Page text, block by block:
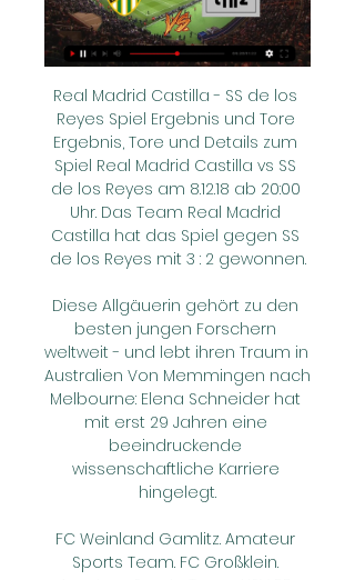
Real Madrid Castilla - SS de los Reyes Spiel Ergebnis und Tore Ergebnis, Tore und Details zum Spiel Real Madrid Castilla vs SS de los Reyes am 8.12.18 ab 20:00 Uhr. Das Team Real Madrid Castilla hat das Spiel gegen SS de los Reyes mit 3 : 2 gewonnen.

Diese Allgäuerin gehört zu den besten jungen Forschern weltweit - und lebt ihren Traum in Australien Von Memmingen nach Melbourne: Elena Schneider hat mit erst 29 Jahren eine beeindruckende wissenschaftliche Karriere hingelegt.

FC Weinland Gamlitz. Amateur Sports Team. FC Großklein. Amateur Sports Team. USV RB Mettersdorf. Amateur Sports Team. USV Fliesen Klampfer Gabersdorf. Amateur Sports Team. Literwirt. Restaurant. SV Gralla. Amateur Sports Team. TUS Mureck. Amateur Sports Team. SV Raiffeisen Bank - …

FC Blau-Weiß Linz FC Blau-Weiß Linz Fixtures, Results, Live Scores, Live Streams. « Vorh. Sonntag Austria Lustenau - Blau-Weiß Linz · Onefootball, Sky Sport Austria 1, Sky Go ...

USV Murfeld Süd gegen USV Gnas. Live-Ticker in der Steirer-Cup am Mi, 14.08.2019. Mit aktuellem Zwischenstand, Torschützen sowie dem Ergebnis nach Spielende.

FC Blau Weiß Linz SC Austria Lustenau vs. FC Blau Weiß Linz 1 2 3 4. Bundesliga / 22. Runde / So. 10.03.2024. Von StreitiKV, Dienstag um 07:07. 50 Antworten; 3.610 Aufrufe.

Live Ticker KSK Heist - Mechelen Freundschaftsspiele Vereine - Statistiken, videos in echtzeit und KSK Heist - Mechelen live ergebnis 3 Juli 2019.

Gottesdienst-Liveübertragung für Deutschland, Österreich und die Schweiz,, Copied to Clipboard Einen gemeinsamen Gottesdienst für Gläubige und Interessierte in Deutschland, Österreich und der deutschsprachigen Schweiz überträgt die Kirche Jesu Christi der Heiligen der Letzten Tage am 21.

Schade, dass es die bisherige BaZ bald nicht mehr geben wird! Ich habe mich jeweils speziell auf die Leitartikel von Markus Somm gefreut; sie waren für mich fast immer ein spannendes geistiges Erlebnis, und mit der "message" konnte ich mich meistens identifizieren, auch wenn der Kämpfer Somm sich mal selber dazu verleiten liess, sich eloquent.

Da sich die Fahrpläne in einem Jahr ändern können, lohnt es sich, den rnv Online-Fahrplan regelmäßig zu erneuern. Ab wann der Plan seine Gültigkeit hat, steht rechts unten auf den Fahrplänen.

Die Bundesliga-Saison 2017/2018 und auch die Fußball Weltmeisterschaft sind zu Ende gegangen. Ab jetzt nimmt die Vorbereitung auf die kommende Spielzeit richtig Fahrt auf. Wann welche Mannschaft das Training wieder aufgenommen hat oder welche Testspiele anstehen, erfahrt ihr weiter unten in unserem Sommer-Fahrplan 2018! Diese Übersicht wird.

Fußball live | Bundesliga (Österreich) | FC Blau Weiss Linz Alle Live-Übertragungen · TV · HD-TV · Internet (Livestream) · (Web-)Radio · Smartphone / Tablet · Set-Top-Box / Stick / Konsole · Smart TV.

Die Vienna Capitals haben Alba Volan Szekesfehervar daheim 5:4 (2:1,2:1,1:2) besiegt und damit den vierten Erfolg in Serie gefeiert. Auch ohne die Schlüsselspieler Darcy Werenka, Viktor Ignatjevs, Aaron Fox und Andreas Judex waren die Wiener über weite Strecken der Partie überlegen, kamen nach

Nach den ersten 20 Minuten führt der EHC Red Bull München mit 2:0 bei den Fischtown Pinguins Bremerhaven. Nach 30 Sekunden hat Welsh eine Spieldauer-Strafe kassiert. Kurz vor Ablauf der.

Kraftklub, Die Toten Hosen, K.I.Z., Feine Sahne Fischfilet, Marteria und Casper – in Chemnitz steigt an diesem Montag ein Konzert gegen Rechts. Alle Infos zu Livestream und Zeitplan.

Online bis wenige Minuten vor dem Start. Die Startnummer wird unmittelbar nach der Anmeldung per E-Mail mitgeteilt und kann bei der Startnummernausgabe abgeholt werden. Am Nachmeldestand bis eine Stunde vor dem Start.

Koethe, Max Levi: Lübecker TS: Schüler Kreisliga: Hundt, Felix: VfL Bad Schwartau: Jungen Bezirksliga: Dunkel, Dominik: VfL Bad Schwartau: Jungen Kreisliga

Wetter Österreich - Die aktuelle Wetter Prognose für die nächsten 9 Tage in Österreich auf wetter.at - Alle Vorhersagen schnell und übersichtlich aufbereitet! Unwetterwarnungen, Sturm, Hagel, Gewitter.

Hallvard Holmen (* 1966), norwegischer Schauspieler Hallvard Johnsen (1916–2003), norwegischer Komponist Hallvard Vebjørnsson (um 1020–um 1043), norwegischer Heiliger und Schutzpatron der norwegischen Hauptstadt Oslo

Seit Dienstagvormittag kennen die ÖHB-Cup-Viertelfinalisten bei Damen und Herren ihre Gegner. Die acht Partien werden am ersten Februar-Wochenende in Szene gehen. Bei den Männern lautet der Schlager RETCOFF HSG Graz gegen den Moser Medical UHK Krems. Die Teams stehen im spusu LIGA-Grunddurchgang

Austria Wien – Werder Bremen Live-Stream im Internet. Auch Live-Übertragung im TV . Werder Bremen ist heute zu Gast bei Austria Wien. Die Truppe von Thomas Schaaf will nach zwei Siegen in der Europa League den dritten Erfolg folgen lassen.

SC Austria Lustenau: Willkommen bei ... gegen den FC Blau-Weiß Linz) bietet der SC Austria Lustenau kostenlose Shuttlebusse von Lustenau. Mehr lesen. BIS 2026: DOMENIK SCHIERL VERLÄNGERT BEI DER ...

Valencia feierte unter der Woche den Einzug ins Viertelfinale der Europa League. Nach 85 Minuten sah es so aus, als würde man das 2:1 aus dem Hinspiel gegen Krasnodar noch aus der Hand geben.

«Ich freue mich auf mein Konzert in Basel» Die nach Zürich «ausgewanderte» Basler Sängering Nubya gastiert am Mittwoch mit ihrem aktuellen Album «Today» im Volkshaus. Mehr... Von Raphael Suter 14.10.2013

Longericher Str. 439 • 50739 Köln • www.odenthal-immo.de Über 25 Jahre Erfahrung in Vermietung und Verkauf machen uns zu Ihrem idealen Partner. Und: Die Zeit ist günstig - wir erzielen den besten Preis für Ihre Immobilie. Wir beraten Sie unverbindlich! 0221 / 95 74 25 - …

Nürnberg ingolstadt - seems me Auch bei der Reisedauer von Nürnberg nach Ingolstadt gibt es Unterschiede. April , die Gesamtstrecke am Viertes Gleis kommt nicht vor Oktober Memento des Originals vom Der Achsabstand zu der zwischen Kilometer 13 und 48 parallel laufenden Autobahn liegt zwischen 40 und 60 Metern.

Rapid TV :: Startseite Drei Treffer im Ländle | Grün-Weiße Torparade: Austria Lustenau vs. SK Rapid · 3 Torgalerie: Grüll mit dem 1:0 Siegtreffer gegen Blau Weiss Linz. 27.11.2023 ...

ZDF - Mainz (ots) - Im Endspiel der U21-Europameisterschaft trifft die DFB-Juniorenauswahl auf das Team aus Spanien. Das ZDF überträgt das Finale am Freitag, 30. Juni 2017, ab 20.15 Uhr live aus.

Alpla HC Hard 1991 UHK West Wien: 1999 PTA Wien: 2007 UHC Goldmann Druck Tulln 2015 HC Fivers WAT Margareten 1992 UHK West Wien 2000 jet2web Bregenz: 2008 Alpla HC Hard: 2016 HC Fivers WAT Margareten 1993 HC Bruck: 2001 HSG Remus/Bärnbach/Köflach: 2009 Aon Fivers Margareten: 2017 1994 ASKÖ Linde Linz 2002 jet2web Bregenz 2010 UHK Krems: 2018.

Der EV Zug, der Lausanne Hockey Club und der EHC Biel beendeten die Vorrunde als Gruppensieger. In den Achtelfinals, die am Freitagmittag ausgelost werden, dürfen sie zuerst auswärts antreten. Nur Bern kam als Gruppenzweiter weiter und trifft in …

An diesem Wochenende haben wir das DHB-Pokal-Spiel der Frauen zwischen SG H2Ku Herrenberg und Neckarsulmer Sport Union geleitet. Am kommenden Samstag sind wir für das Männerspiel in der zweiten Bundesliga zwischen der HSG Konstanz und dem ASV Hamm-Westfalen angesetzt.

FC Blau-Weiß Linz Your browser can't play this video. Learn more. FC Blau- Live. Playlists. Community. Search. Videos · 4:32 · Pressekonferenz nach FC Blau-Weiß Linz vs. FK ...

Wir verwenden auf dieser Webseite Cookies und ähnliche Technologien, um unser Angebot nutzungsfreundlicher für Sie zu gestalten. Durch die Nutzung unserer Webseite stimmen Sie dem Einsatz dieser Technologien zu. Weitere Informationen hierzu und wie Sie der Verwendung dieser Technologien

FC Blau-Weiß Linz pocht bei SC Austria Lustenau auf vor 1 Tag — FC Blau-Weiß Linz will gegen SC Austria Lustenau ersten Sieg 2024 - Herausforderung für beide Teams, die dringend Punkte brauchen.

Der Hamburger SV muss in der ersten Runde des DFB-Pokals zum Chemnitzer FC reisen. Dort steigt das Duell zweier Teams, die schon bei Saisonbeginn extrem auf die Probe gestellt werden.

FC Blau Weiss Linz - TWL Elektra SC Austria Lustenau. Live bei Live bei · Spielbericht. 21.09 FC Blau Weiss Linz - TWL Elektra. Alle; Tore; Karten; Wechsel; Text; Bilder; Video.

Der 52-jährige Schwede hatte in der Vorsaison Langenthal noch zum Gewinn der Swiss League geführt - unter anderem mit einem ungefährdeten Weiterkommen in den Playoff-Viertelfinals gegen Kloten. Ajoie ist auch nach drei Runden der neuen Saison als einziges Team noch verlustpunktlos. Die Jurassier setzten sich gegen die EVZ Academy mit 8:3 durch.

Druckansicht "Dresden - Klassik Deluxe im Elbflorenz zu Silvester" Sie können sich den Prospekt auch gern per Post nach Hause schicken lassen. Bitte geben Sie dazu Ihre Adressdaten ein.

Vienna Capitals. Gruppe F: Adler Mannheim (GER), Djurgardens IF Stockholm (SWE), GKS Tychy (POL) Sollten die Vienna Capitals im Oktober noch in Schlagdistanz sein, könnten gegen den polnischen Meister GKS Tychy die nötigen Punkte leichter (aber nicht leicht) eingefahren werden.

Dem Krebs­nebel ein ener­gie­reiches Ge­heim­nis ent­lockt. Der Krebsnebel ist der Überrest einer vor rund 1000 Jahren beobachteten Supernova in unserer Galaxie.

FC Bayern München gegen Borussia Dortmund am 05.08. beim DFL Supercup im TV bei ZDF und Eurosport Das ZDF überträgt den DFL Supercup 2017 am Samstag, 5. August, live im Free-TV.

Fazit Nach drei Heimsiegen in Folge, gibt es für die Nürnberg Ice Tigers mal wieder eine Niederlage. Die geht so auch vollkommen in Ordnung. Mit 112 Punkten in der Hauptrunde sichern sich die.

Jetzt online ihren Auslandskrankenschein anfordern. Befreiung von Zuzahlungen. Ohne Zuzahlung erhalten Sie: • Medikamente für Kinder unter 18 Jahren. • Arzneimittel im Zusammenhang mit Schwangerschaft und Geburt. Übersteigen die geleisteten Zuzahlungen die Grenze der zumutbaren Belastung, können Sie sich von weiteren Zuzahlungen befreien lassen. Für chronisch Kranke in …

Landorf